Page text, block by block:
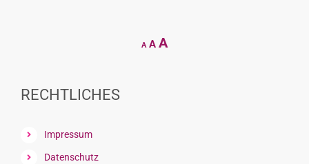
A
Decrease
font
A Reset
AIncrease
RECHTLICHES
Impressum
Datenschutz